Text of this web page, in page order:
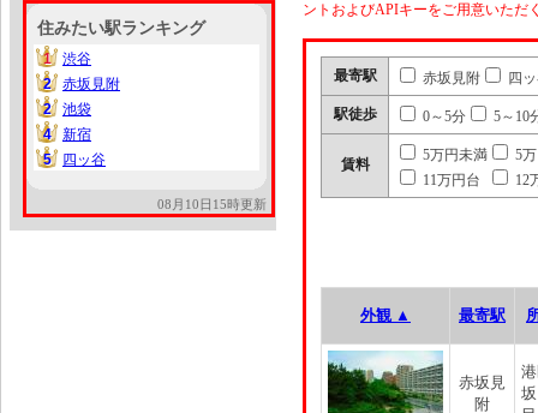
住みたい駅ランキング
1
1
渋谷
2
2
赤坂見附
2
2
池袋
4
4
新宿
5
5 四ッ谷
08月10日15時更新
ントおよびAPIキーをご用意いただ
最寄駅 赤坂見附 四
駅徒歩 0～5分 5～10
賃料
5万円未満
5
11万円台
12
外観 ▲ 最寄駅
赤坂見
附